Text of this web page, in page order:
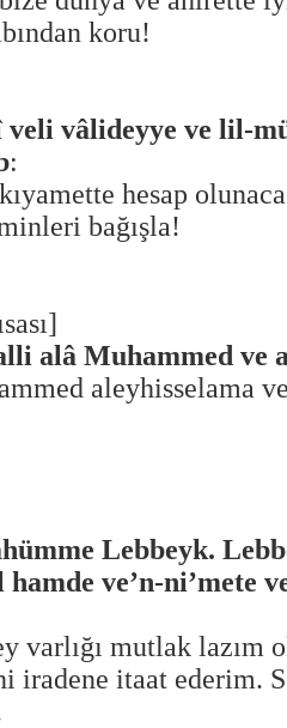
koru!
vâlideyye ve lil-
:
hesap
bağışla!
alâ Muhammed ve
aleyhisselama
Lebbeyk.
ve’n-ni’mete
varlığı mutlak lazım
iradene itaat ederim.